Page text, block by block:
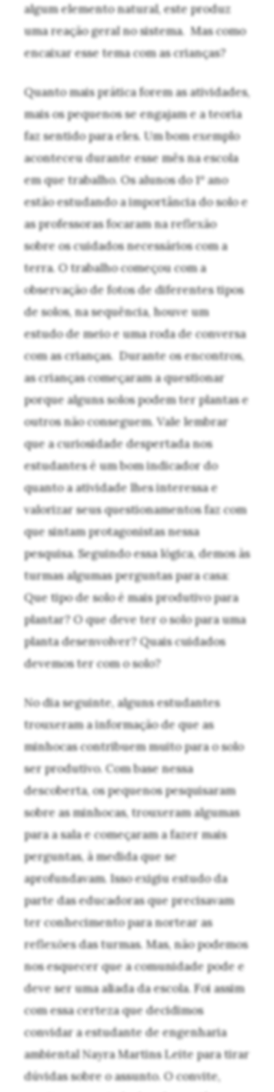
algum elemento natural, este produz
uma reação geral no sistema. Mas como
encaixar esse tema com as crianças?
Quanto mais prática forem as atividades,
mais os pequenos se engajam e a teoria
faz sentido para eles. Um bom exemplo
aconteceu durante esse mês na escola
em que trabalho. Os alunos do 1º ano
estão estudando a importância do solo e
as professoras focaram na reflexão
sobre os cuidados necessários com a
terra. O trabalho começou com a
observação de fotos de diferentes tipos
de solos, na sequência, houve um
estudo de meio e uma roda de conversa
com as crianças. Durante os encontros,
as crianças começaram a questionar
porque alguns solos podem ter plantas e
outros não conseguem. Vale lembrar
que a curiosidade despertada nos
estudantes é um bom indicador do
quanto a atividade lhes interessa e
valorizar seus questionamentos faz com
que sintam protagonistas nessa
pesquisa. Seguindo essa lógica, demos às
turmas algumas perguntas para casa:
Que tipo de solo é mais produtivo para
plantar? O que deve ter o solo para uma
planta desenvolver? Quais cuidados
devemos ter com o solo?
No dia seguinte, alguns estudantes
trouxeram a informação de que as
minhocas contribuem muito para o solo
ser produtivo. Com base nessa
descoberta, os pequenos pesquisaram
sobre as minhocas, trouxeram algumas
para a sala e começaram a fazer mais
perguntas, à medida que se
aprofundavam. Isso exigiu estudo da
parte das educadoras que precisavam
ter conhecimento para nortear as
reflexões das turmas. Mas, não podemos
nos esquecer que a comunidade pode e
deve ser uma aliada da escola. Foi assim
com essa certeza que decidimos
convidar a estudante de engenharia
ambiental Nayra Martins Leite para tirar
dúvidas sobre o assunto. O convite,